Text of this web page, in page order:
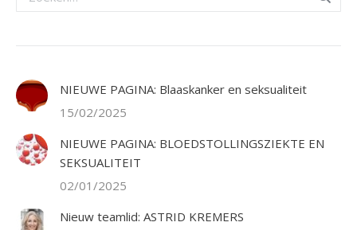
NIEUWE PAGINA: Blaaskanker en seksualiteit
15/02/2025
NIEUWE PAGINA: BLOEDSTOLLINGSZIEKTE EN
SEKSUALITEIT
02/01/2025
Nieuw teamlid: ASTRID KREMERS